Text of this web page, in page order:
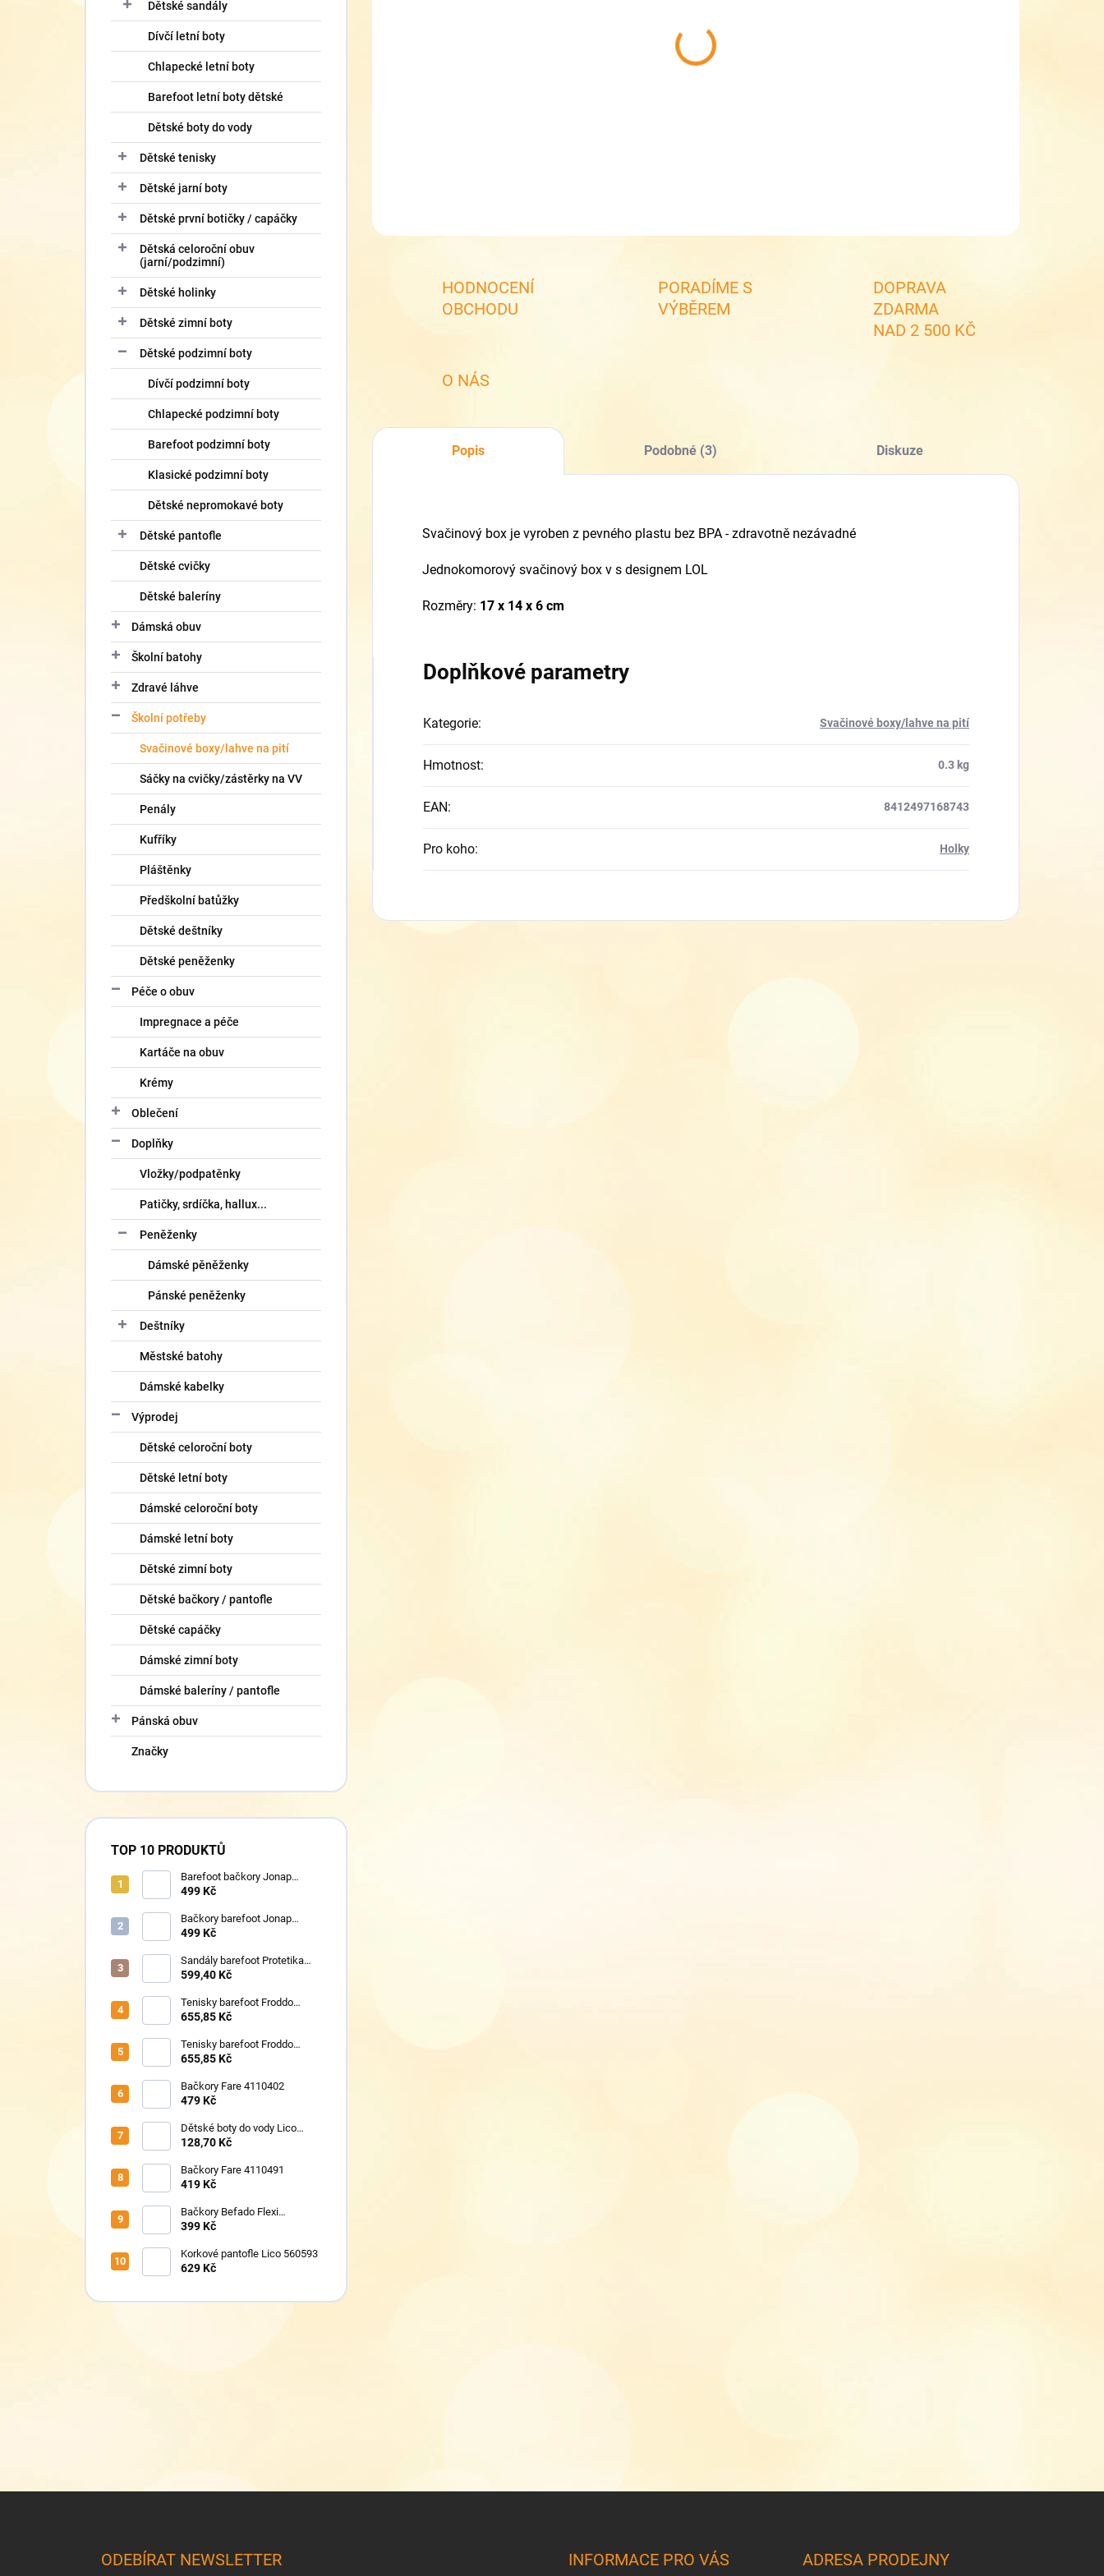
Dětské sandály
Dívčí letní boty
Chlapecké letní boty
Barefoot letní boty dětské
Dětské boty do vody
Dětské tenisky
Dětské jarní boty
Dětské první botičky / capáčky
Dětská celoroční obuv
(jarní/podzimní)
Dětské holinky
Dětské zimní boty
Dětské podzimní boty
Dívčí podzimní boty
Chlapecké podzimní boty
Barefoot podzimní boty
Klasické podzimní boty
Dětské nepromokavé boty
Dětské pantofle
Dětské cvičky
Dětské baleríny
Dámská obuv
Školní batohy
Zdravé láhve
Školní potřeby
Svačinové boxy/lahve na pití
Sáčky na cvičky/zástěrky na VV
Penály
Kufříky
Pláštěnky
Předškolní batůžky
Dětské deštníky
Dětské peněženky
Péče o obuv
Impregnace a péče
Kartáče na obuv
Krémy
Oblečení
Doplňky
Vložky/podpatěnky
Patičky, srdíčka, hallux...
Peněženky
Dámské pěněženky
Pánské peněženky
Deštníky
Městské batohy
Dámské kabelky
Výprodej
Dětské celoroční boty
Dětské letní boty
Dámské celoroční boty
Dámské letní boty
Dětské zimní boty
Dětské bačkory / pantofle
Dětské capáčky
Dámské zimní boty
Dámské baleríny / pantofle
Pánská obuv
Značky
TOP 10 PRODUKTŮ
Barefoot bačkory Jonap
Home New fialová kočička
499 Kč
Bačkory barefoot Jonap
Home New Police
499 Kč
Sandály barefoot Protetika
TAFI pink uni
599,40 Kč
Tenisky barefoot Froddo
G1700440-17 Mint
655,85 Kč
Tenisky barefoot Froddo
G1700440-8 Grey+
655,85 Kč
Bačkory Fare 4110402
479 Kč
Dětské boty do vody Lico
430124 růžové
128,70 Kč
Bačkory Fare 4110491
419 Kč
Bačkory Befado Flexi
627P023
399 Kč
Korkové pantofle Lico 560593
629 Kč
HODNOCENÍ
OBCHODU
PORADÍME S
VÝBĚREM
DOPRAVA
ZDARMA
NAD 2 500 KČ
O NÁS
Popis Podobné (3) Diskuze
Svačinový box je vyroben z pevného plastu bez BPA - zdravotně nezávadné
Jednokomorový svačinový box v s designem LOL
Rozměry: 17 x 14 x 6 cm
Doplňkové parametry
Kategorie: Svačinové boxy/lahve na pití
Hmotnost: 0.3 kg
EAN: 8412497168743
Pro koho: Holky
ODEBÍRAT NEWSLETTER INFORMACE PRO VÁS ADRESA PRODEJNY